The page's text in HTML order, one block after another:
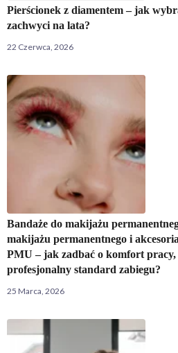
Pierścionek z diamentem – jak
zachwyci na lata?
22 Czerwca, 2026
Bandaże do makijażu
makijażu permanentnego i
PMU – jak zadbać o komfort pracy,
profesjonalny standard zabiegu?
25 Marca, 2026